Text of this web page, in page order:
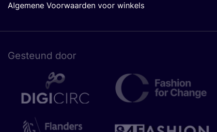
Algemene Voorwaarden voor winkels
Gesteund door